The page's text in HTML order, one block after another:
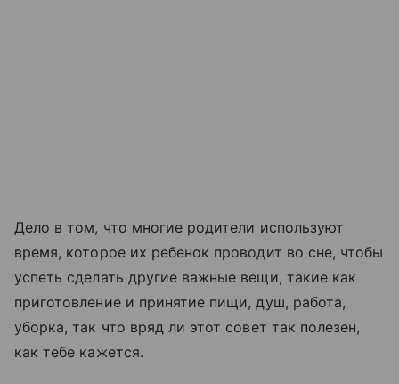
Дело в том, что многие родители используют
время, которое их ребенок проводит во сне, чтобы
успеть сделать другие важные вещи, такие как
приготовление и принятие пищи, душ, работа,
уборка, так что вряд ли этот совет так полезен,
как тебе кажется.